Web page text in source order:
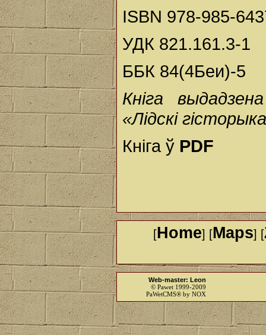
ISBN 978-985-
УДК 821.161.3-1
ББК 84(4Беи)-5
Кніга
«Лідскі
Кніга ў PDF
[Home] [Maps] [
Web-master: Leon
© Pawet 1999-2009
PaWetCMS® by NOX